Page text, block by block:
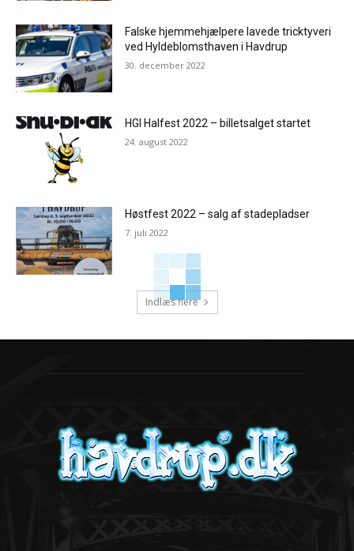
Falske hjemmehjælpere lavede tricktyveri
ved Hyldeblomsthaven i Havdrup
30. december 2022
HGI Halfest 2022 – billetsalget startet
24. august 2022
Høstfest 2022 – salg af stadepladser
7. juli 2022
Indlæs flere